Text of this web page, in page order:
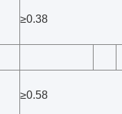
≥0.38
≥0.58